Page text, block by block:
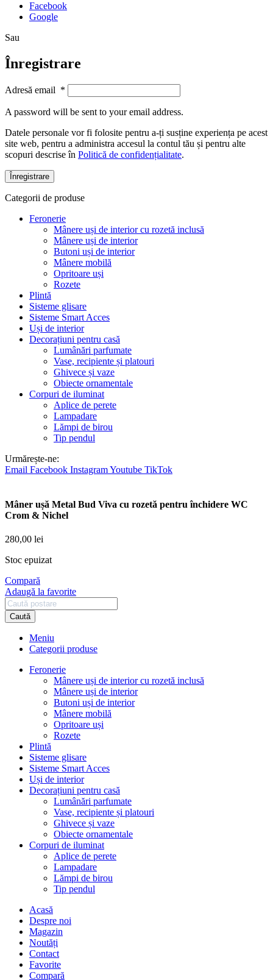
Facebook
Google
Sau
Înregistrare
Adresă email *
A password will be sent to your email address.
Datele personale vor fi folosite pentru a-ți susține experiența pe acest
site web, pentru a administra accesul la contul tău și pentru alte
scopuri descrise în Politică de confidențialitate.
Înregistrare
Categorii de produse
Feronerie
Mânere uși de interior cu rozetă inclusă
Mânere uși de interior
Butoni uși de interior
Mânere mobilă
Opritoare uși
Rozete
Plintă
Sisteme glisare
Sisteme Smart Acces
Uși de interior
Decorațiuni pentru casă
Lumânări parfumate
Vase, recipiente și platouri
Ghivece și vaze
Obiecte ornamentale
Corpuri de iluminat
Aplice de perete
Lampadare
Lămpi de birou
Tip pendul
Urmărește-ne:
Email Facebook InstagramYoutube TikTok
Mâner ușă Metal Bud Viva cu rozetă pentru închidere WC
Crom & Nichel
280,00 lei
Stoc epuizat
Compară
Adaugă la favorite
Caută
Meniu
Categorii produse
Feronerie
Mânere uși de interior cu rozetă inclusă
Mânere uși de interior
Butoni uși de interior
Mânere mobilă
Opritoare uși
Rozete
Plintă
Sisteme glisare
Sisteme Smart Acces
Uși de interior
Decorațiuni pentru casă
Lumânări parfumate
Vase, recipiente și platouri
Ghivece și vaze
Obiecte ornamentale
Corpuri de iluminat
Aplice de perete
Lampadare
Lămpi de birou
Tip pendul
Acasă
Despre noi
Magazin
Noutăți
Contact
Favorite
Compară